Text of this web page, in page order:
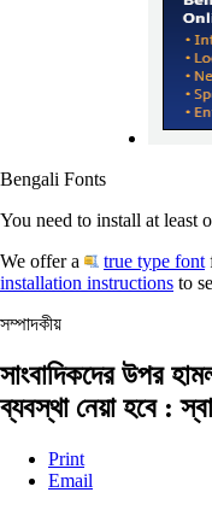
Bengali Fonts
You need to install at least
We offer a
true type font
installation instructions to
সম্পাদকীয়
সাংবাদিকদের উপর
ব্যবস্থা নেয়া হবে :
Print
Email